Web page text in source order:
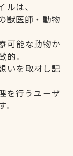
は、
獣医師・動物
可能な動物か
的。
いを取材し記
を行うユーザ